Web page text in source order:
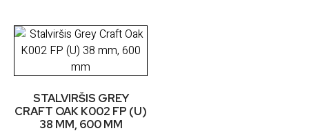
STALVIRŠIS GREY
CRAFT OAK K002 FP (U)
38 MM, 600 MM